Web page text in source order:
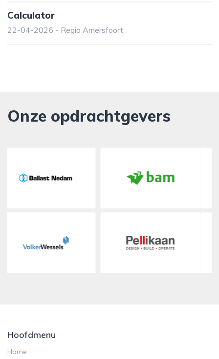
Calculator
22-04-2026 - Regio Amersfoort
Onze opdrachtgevers
Hoofdmenu
Home